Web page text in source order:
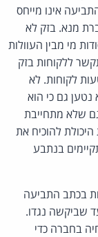
אינו מייחס
מנא. בזק לא
מי מבין העוולות
ללקוחות בזק
לקוחות. לא
גם כי הוא
שלא מתחייבת
להוכיח את
בנתבע
בכתב התביעה
שביקשה נגדו.
בחברה כדי